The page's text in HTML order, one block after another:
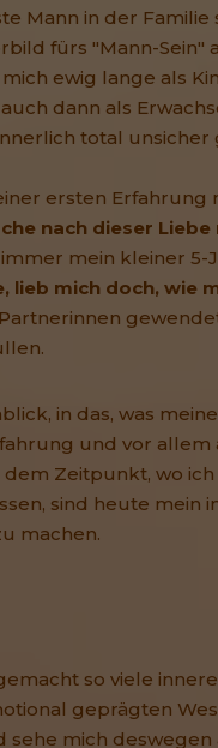
Mann in der
fürs "Mann-Sein"
ewig lange als
dann als
total unsicher
ersten Erfahrung
nach dieser
mein kleiner
lieb mich doch, wie
in das, was
und vor
Zeitpunkt, wo
sind heute mein
machen.
so viele
geprägten
mich